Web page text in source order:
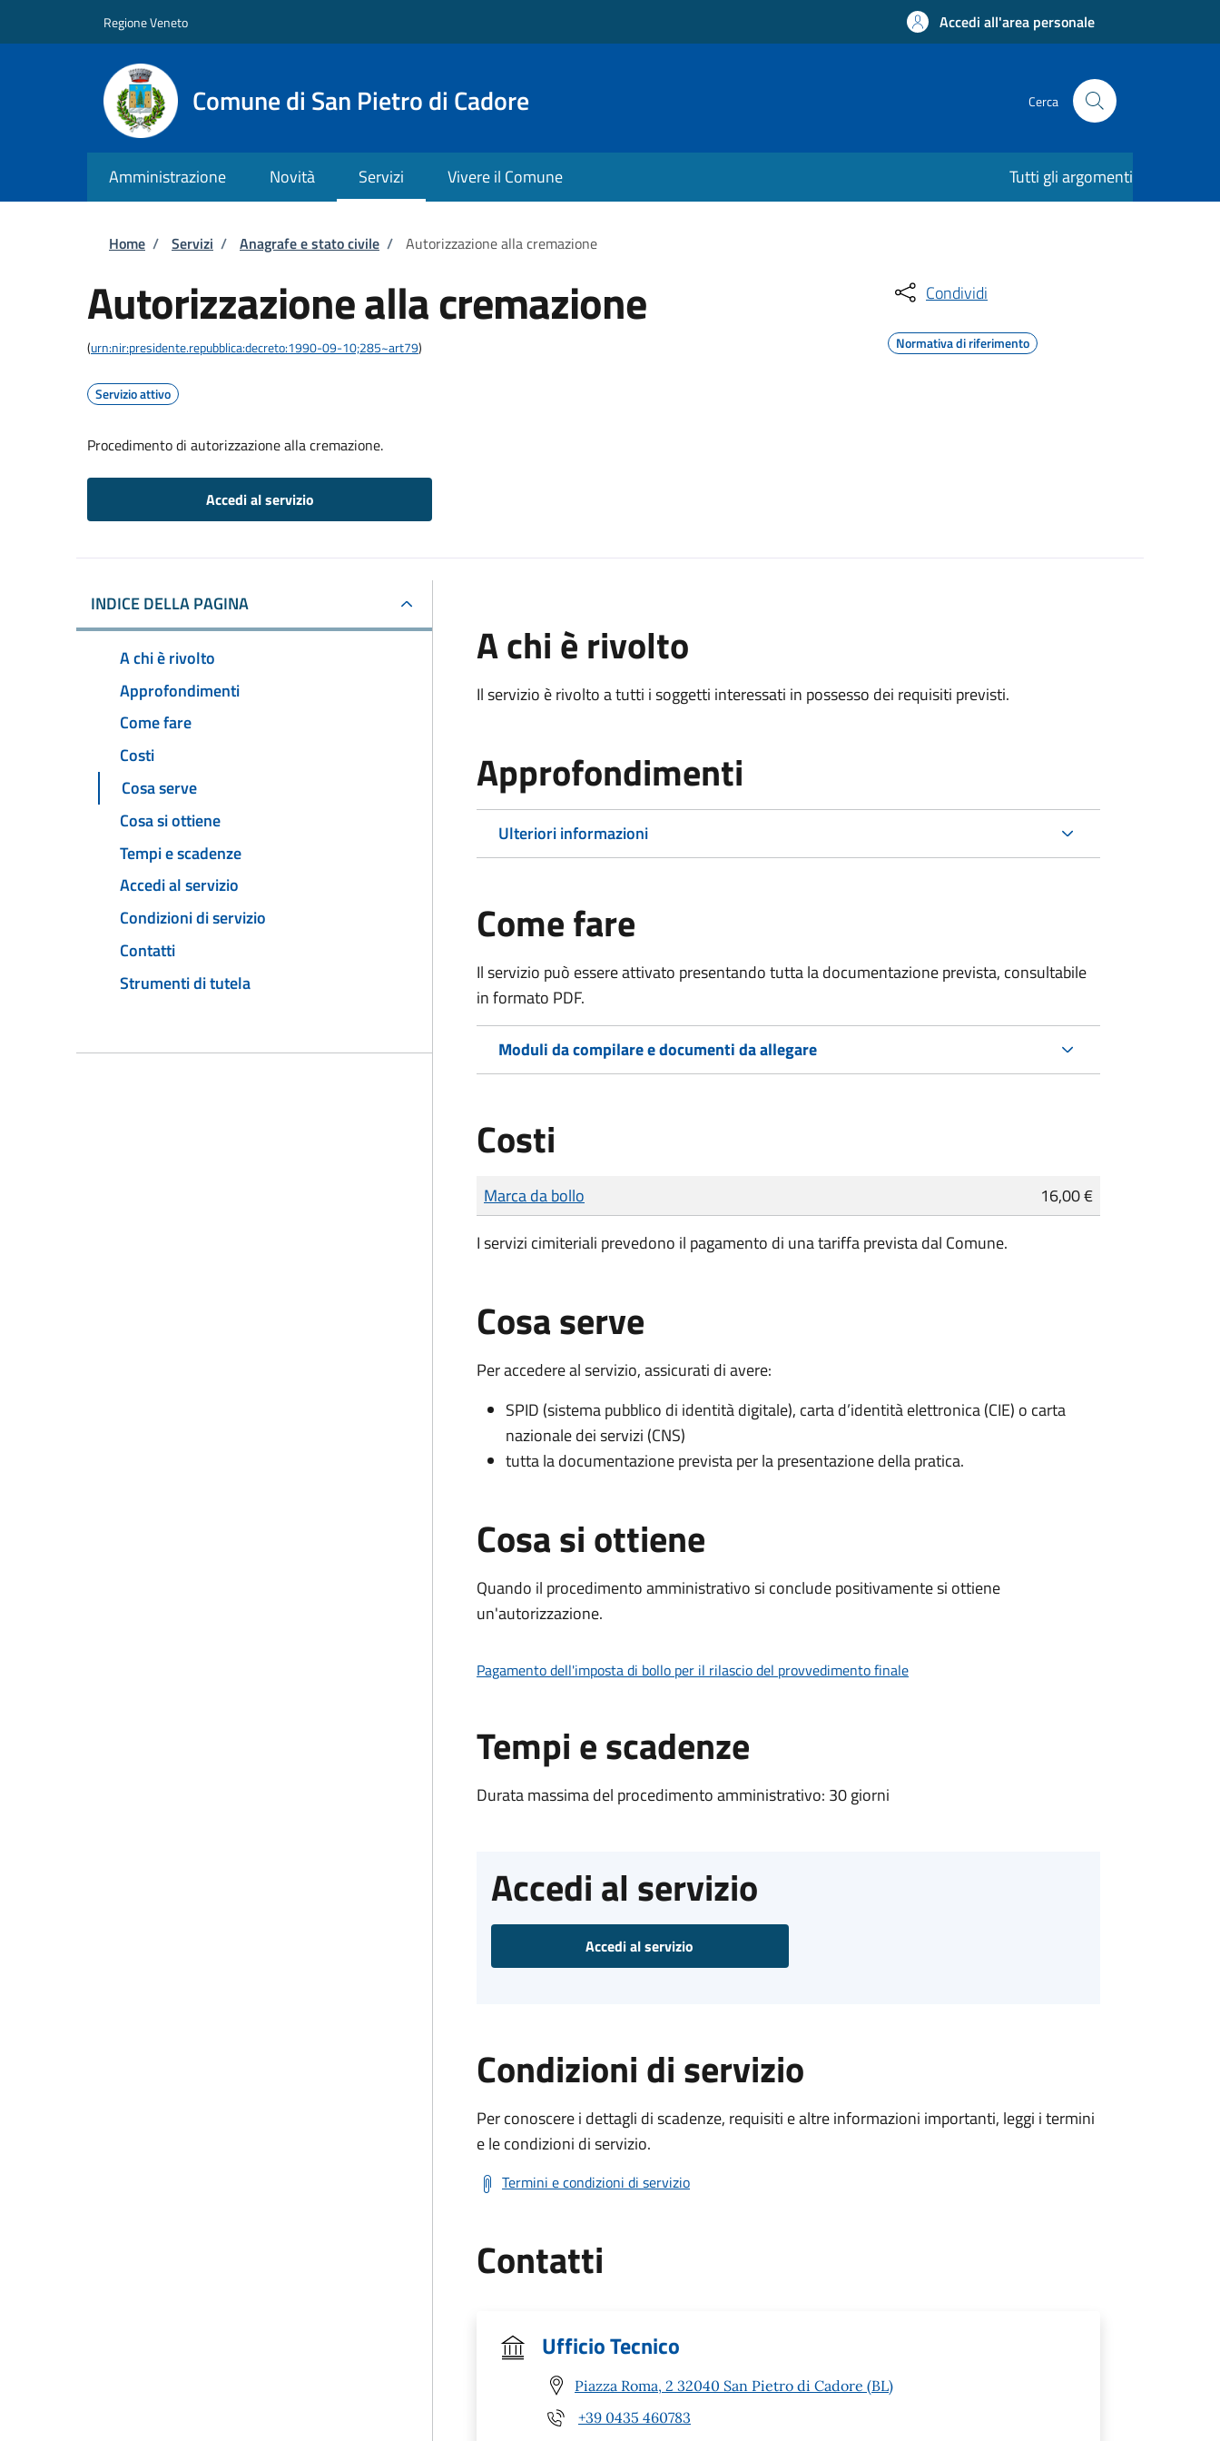
Regione Veneto Accedi all'area personale
Comune di San Pietro di Cadore Cerca
Amministrazione Novità Servizi Vivere il Comune Tutti gli argomenti
Briciole di pane
Home / Servizi / Anagrafe e stato civile / Autorizzazione alla cremazione
Autorizzazione alla cremazione
(urn:nir:presidente.repubblica:decreto:1990-09-10;285~art79)
Servizio attivo
Procedimento di autorizzazione alla cremazione.
Accedi al servizio
Condividi
Normativa di riferimento
INDICE DELLA PAGINA
A chi è rivolto
Approfondimenti
Come fare
Costi
Cosa serve
Cosa si ottiene
Tempi e scadenze
Accedi al servizio
Condizioni di servizio
Contatti
Strumenti di tutela
A chi è rivolto
Il servizio è rivolto a tutti i soggetti interessati in possesso dei requisiti previsti.
Approfondimenti
Ulteriori informazioni
Come fare
Il servizio può essere attivato presentando tutta la documentazione prevista, consultabile
in formato PDF.
Moduli da compilare e documenti da allegare
Costi
Tipo di pagamento
Importo
Marca da bollo
16,00 €
I servizi cimiteriali prevedono il pagamento di una tariffa prevista dal Comune.
Cosa serve
Per accedere al servizio, assicurati di avere:
SPID (sistema pubblico di identità digitale), carta d’identità elettronica (CIE) o carta
nazionale dei servizi (CNS)
tutta la documentazione prevista per la presentazione della pratica.
Cosa si ottiene
Quando il procedimento amministrativo si conclude positivamente si ottiene
un'autorizzazione.
Pagamento dell'imposta di bollo per il rilascio del provvedimento finale
Tempi e scadenze
Durata massima del procedimento amministrativo: 30 giorni
Accedi al servizio
Accedi al servizio
Condizioni di servizio
Per conoscere i dettagli di scadenze, requisiti e altre informazioni importanti, leggi i termini
e le condizioni di servizio.
Termini e condizioni di servizio
Contatti
Ufficio Tecnico
Piazza Roma, 2 32040 San Pietro di Cadore (BL)
+39 0435 460783